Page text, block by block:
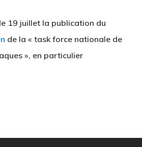
19 juillet la publication du
de la « task force nationale de
», en particulier